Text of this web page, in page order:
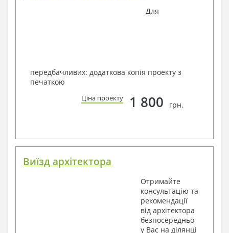
Для
передбачливих: додаткова копія проекту з
печаткою
Ціна проекту 1 800 грн.
Виїзд архітектора
Отримайте
консультацію та
рекомендації
від архітектора
безпосередньо
у Вас на ділянці